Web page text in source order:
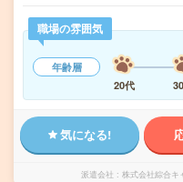
職場の雰囲気
年齢層
20代
気になる!
派遣会社 株式会社綜合キ